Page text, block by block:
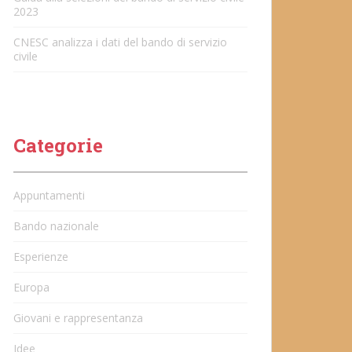
2023
CNESC analizza i dati del bando di servizio
civile
Categorie
Appuntamenti
Bando nazionale
Esperienze
Europa
Giovani e rappresentanza
Idee